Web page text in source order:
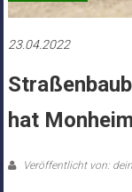
23.04.2022
hat
Veröffentlicht von: